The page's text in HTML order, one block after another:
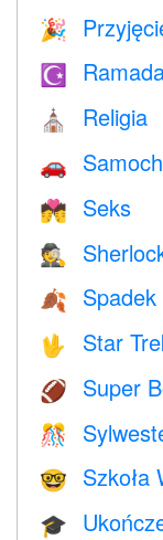
🎉
☪️
⛪️ Religia
🚗
💏 Seks
🕵️
🍂 Spadek
🖖 Star
🏈 Super
🎊
🤓 Szkoła
🎓